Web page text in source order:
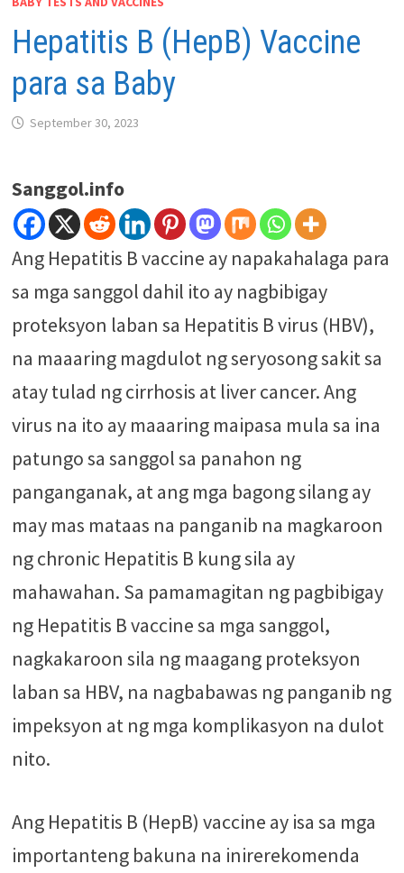
Hepatitis B (HepB) Vaccine
para sa Baby
September 30, 2023
Sanggol.info
Ang Hepatitis B vaccine ay napakahalaga para
sa mga sanggol dahil ito ay nagbibigay
proteksyon laban sa Hepatitis B virus (HBV),
na maaaring magdulot ng seryosong sakit sa
atay tulad ng cirrhosis at liver cancer. Ang
virus na ito ay maaaring maipasa mula sa ina
patungo sa sanggol sa panahon ng
panganganak, at ang mga bagong silang ay
may mas mataas na panganib na magkaroon
ng chronic Hepatitis B kung sila ay
mahawahan. Sa pamamagitan ng pagbibigay
ng Hepatitis B vaccine sa mga sanggol,
nagkakaroon sila ng maagang proteksyon
laban sa HBV, na nagbabawas ng panganib ng
impeksyon at ng mga komplikasyon na dulot
nito.
Ang Hepatitis B (HepB) vaccine ay isa sa mga
importanteng bakuna na inirerekomenda